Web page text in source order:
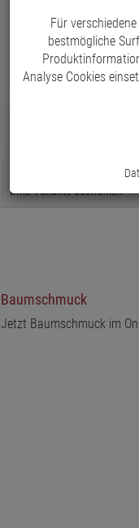
Vogel auf Clip,
Bitte Variante auswählen
Baumschmuck
Jetzt Baumschmuck im
Für
bestmögliche
Analyse Cookies